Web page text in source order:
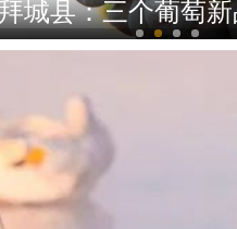
城县：三个葡萄